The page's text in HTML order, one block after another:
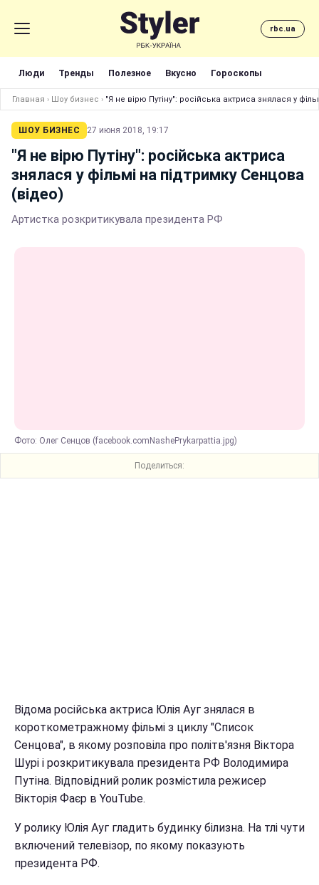
rbc.ua
Люди Тренды Полезное Вкусно Гороскопы
Главная › Шоу бизнес › "Я не вірю Путіну": російська актриса знялася у
ШОУ БИЗНЕС 27 июня 2018, 19:17
"Я не вірю Путіну": російська актриса
знялася у фільмі на підтримку Сенцова
(відео)
Артистка розкритикувала президента РФ
Фото: Олег Сенцов (facebook.comNashePrykarpattia.jpg)
Поделиться:
Відома російська актриса Юлія Ауг знялася в
короткометражному фільмі з циклу "Список
Сенцова", в якому розповіла про політв'язня Віктора
Шурі і розкритикувала президента РФ Володимира
Путіна. Відповідний ролик розмістила режисер
Вікторія Фаєр в YouTube.
У ролику Юлія Ауг гладить будинку білизна. На тлі чути
включений телевізор, по якому показують
президента РФ.